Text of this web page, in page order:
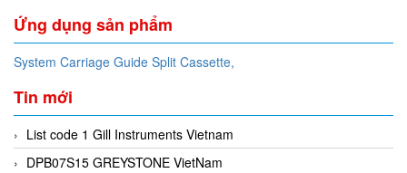
Ứng dụng sản phẩm
System Carriage Guide Split Cassette,
Tin mới
List code 1 Gill Instruments Vietnam
DPB07S15 GREYSTONE VietNam